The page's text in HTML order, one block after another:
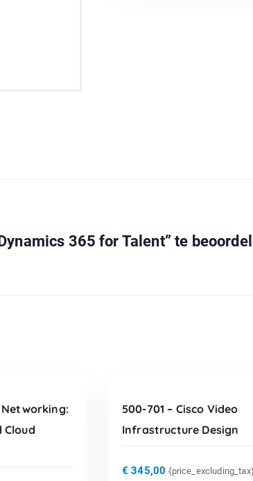
365 for Talent” te
Networking:
Cloud
500-701 – Cisco Video
Infrastructure Design
€ 345,00